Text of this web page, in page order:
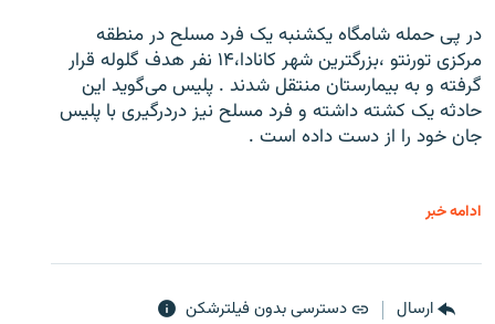
در پی حمله شامگاه یکشنبه یک فرد مسلح در منطقه
مرکزی تورنتو ،‌بزرگترین شهر کانادا،۱۴ نفر هدف گلوله قرار
گرفته و به بیمارستان منتقل شدند . پلیس می‌گوید این
حادثه یک کشته داشته و فرد مسلح نیز دردرگیری با پلیس
جان خود را از دست داده است .
ادامه خبر
ارسال دسترسی بدون فیلترشکن